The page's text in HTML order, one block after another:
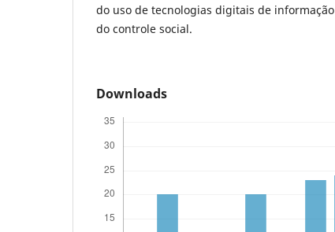
do uso de tecnologias digitais de
do controle social.
Downloads